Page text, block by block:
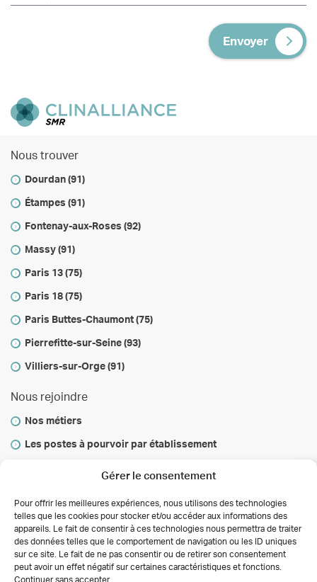
Gérer le consentement
Pour offrir les meilleures expériences, nous utilisons des technologies
telles que les cookies pour stocker et/ou accéder aux informations des
appareils. Le fait de consentir à ces technologies nous permettra de traiter
des données telles que le comportement de navigation ou les ID uniques
sur ce site. Le fait de ne pas consentir ou de retirer son consentement
peut avoir un effet négatif sur certaines caractéristiques et fonctions.
Continuer sans accepter
Envoyer
Nous trouver
Dourdan (91)
Étampes (91)
Fontenay-aux-Roses (92)
Massy (91)
Paris 13 (75)
Paris 18 (75)
Paris Buttes-Chaumont (75)
Pierrefitte-sur-Seine (93)
Villiers-sur-Orge (91)
Nous rejoindre
Nos métiers
Les postes à pourvoir par établissement
Infos & conseils
Actualités
Autorisations des activités de soins
Déclaration de confidentialité (UE)
Conditions générales